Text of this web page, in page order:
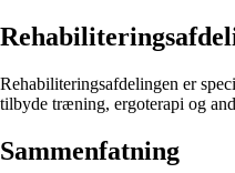
Rehabiliteringsafdelingen er
tilbyde træning, ergoterapi og
Sammenfatning